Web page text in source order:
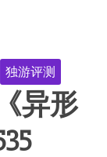
独游评测
异形